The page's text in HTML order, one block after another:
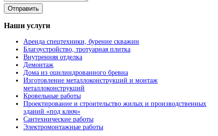
Наши услуги
Аренда спецтехники, бурение скважин
Благоустройство, тротуарная плитка
Внутренняя отделка
Демонтаж
Дома из оцилиндрованного бревна
Изготовление металлоконструкций и монтаж
металлоконструкций
Кровельные работы
Проектирование и строительство жилых и производственных
зданий «под ключ»
Сантехнические работы
Электромонтажные работы